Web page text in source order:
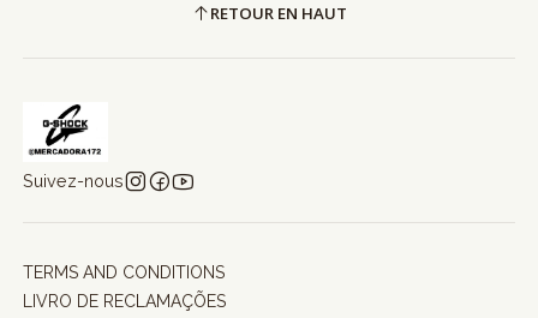
RETOUR EN HAUT
Suivez-nous
TERMS AND CONDITIONS
LIVRO DE RECLAMAÇÕES